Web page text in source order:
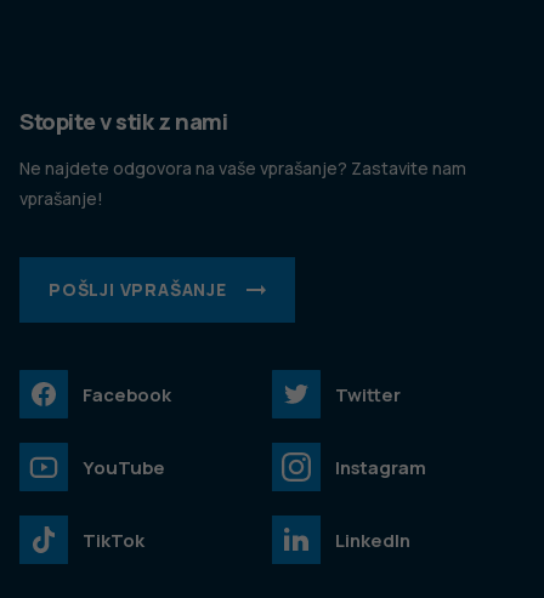
Stopite v stik z nami
Ne najdete odgovora na vaše vprašanje? Zastavite nam
vprašanje!
POŠLJI VPRAŠANJE
Facebook Twitter
YouTube Instagram
TikTok LinkedIn